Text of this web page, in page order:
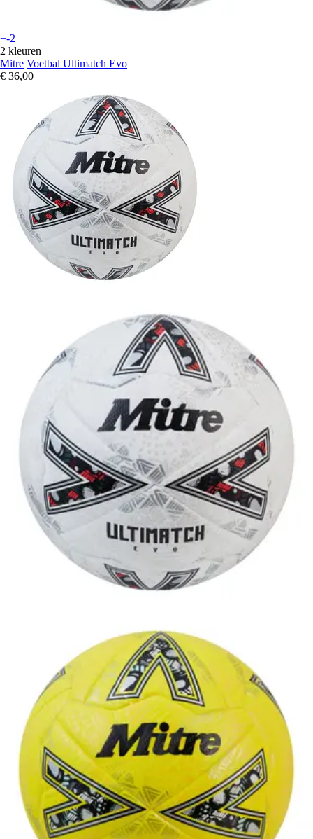
+-2
2 kleuren
Mitre Voetbal Ultimatch Evo
€ 36,00